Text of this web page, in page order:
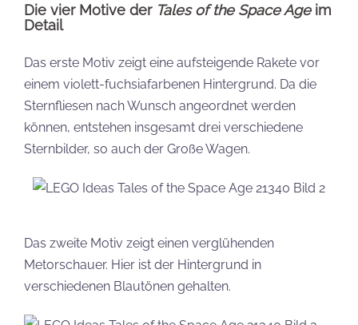
Die vier Motive der Tales of the Space Ageim
Detail
Das erste Motiv zeigt eine aufsteigende Rakete vor
einem violett-fuchsiafarbenen Hintergrund. Da die
Sternfliesen nach Wunsch angeordnet werden
können, entstehen insgesamt drei verschiedene
Sternbilder, so auch der Große Wagen.
Das zweite Motiv zeigt einen verglühenden
Metorschauer. Hier ist der Hintergrund in
verschiedenen Blautönen gehalten.